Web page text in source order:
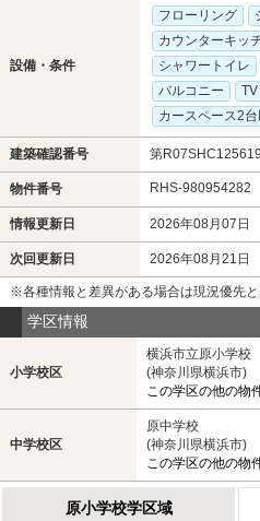
設備・条件
フローリング
カウンターキッ
シャワートイレ
バルコニー
カースペース2
建築確認番号 第
物件番号 RHS-980954282
情報更新日 2026年08月07日
次回更新日 2026年08月21日
※各種情報と差異がある場合は現況優先
学区情報
小学校区
横浜市立原小学校
(神奈川県横浜市)
この学区の他の物
中学校区
原中学校
(神奈川県横浜市)
この学区の他の物
原小学校学区域